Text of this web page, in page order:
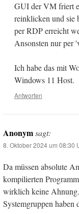
GUI der VM friert
reinklicken und sie
per RDP erreicht
Ansonsten nur per
Ich habe das mit
Windows 11 Host.
Antworten
Anonymsagt:
8. Oktober 2024 um 08:30
Da müssen absolute
kompilierten
wirklich keine
Systemgruppen haben